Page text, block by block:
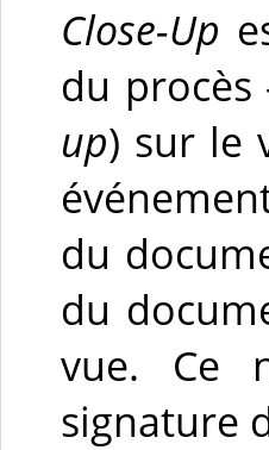
Close-Up
du procès
up) sur le
du
du
vue. Ce
signature